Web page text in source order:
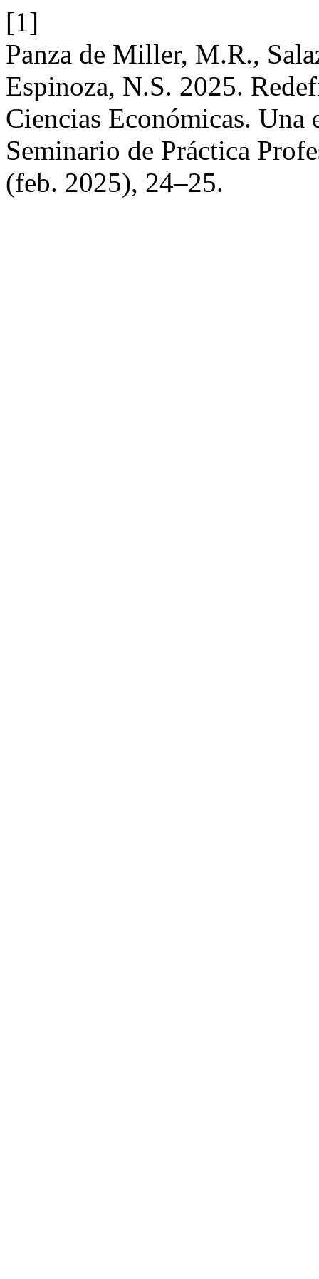
[1]
Panza de Miller, M.R.,
Espinoza, N.S. 2025.
Ciencias Económicas. Una
Seminario de Práctica
(feb. 2025), 24–25.